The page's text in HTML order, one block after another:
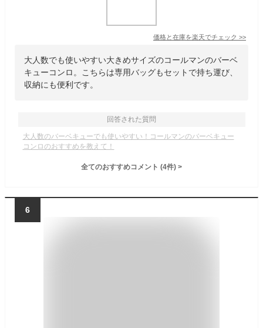
価格と在庫を楽天でチェック >>
大人数でも使いやすい大きめサイズのコールマンのバーベ
キューコンロ。こちらは専用バッグもセットで持ち運び、
収納にも便利です。
回答された質問
大人数のバーベキューでも使いやすい！コールマンのバーベキュー
コンロのおすすめを教えて！
全てのおすすめコメント (4件) >
6